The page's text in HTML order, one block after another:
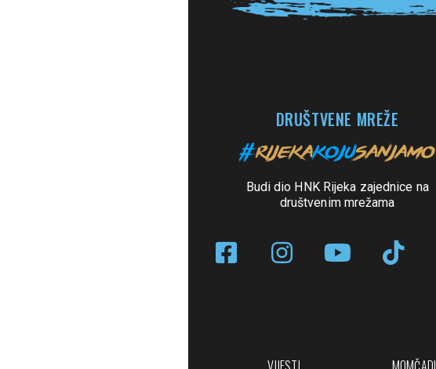
DRUŠTVENE MREŽE
Budi dio HNK Rijeka zajednice na
društvenim mrežama